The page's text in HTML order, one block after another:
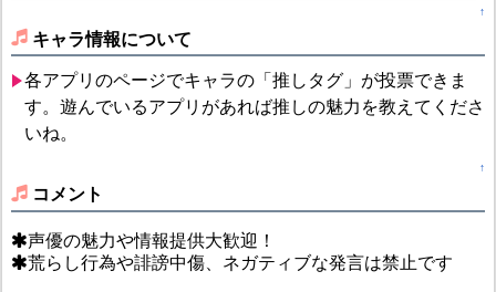
↑
キャラ情報について
各アプリのページでキャラの「推しタグ」が投票できま
す。遊んでいるアプリがあれば推しの魅力を教えてくださ
いね。
↑
コメント
声優の魅力や情報提供大歓迎！
荒らし行為や誹謗中傷、ネガティブな発言は禁止です